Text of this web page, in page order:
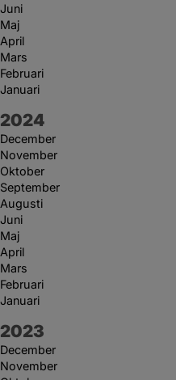
Juni
Maj
April
Mars
Februari
Januari
År:
2024
December
November
Oktober
September
Augusti
Juni
Maj
April
Mars
Februari
Januari
År:
2023
December
November